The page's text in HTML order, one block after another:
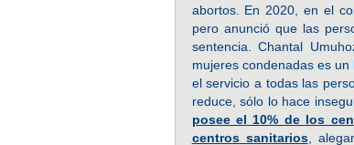
abortos. En 2020, en el
pero anunció que las
sentencia. Chantal
mujeres condenadas es
el servicio a todas las
reduce, sólo lo hace
posee el 10% de los
centros sanitarios,